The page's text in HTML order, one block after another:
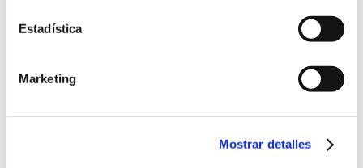
Estadística
Marketing
Mostrar detalles
(2017)